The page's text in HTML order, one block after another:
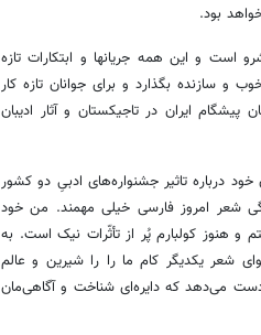
بود.
است و این همه جریانها و ابتکارات تازه‌
و سازنده بگذارد و برای جوانان تازه کار
ایران در تاجیکستان و آثار ادیبان
درباره تاثیر جشنواره‌های ادبیِ دو کشور
شعر امروز فارسی خیلی مهمند. من خود
و هنوز کولبارم پُر از تأثّرات نیک است. به
شعر یکدیگر کام ما را را شیرین و عالم
می‌دهد که دایره‌ای شناخت و آگاهی‌مان